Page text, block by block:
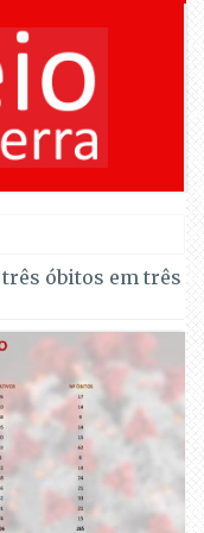
ap
óbitos em três